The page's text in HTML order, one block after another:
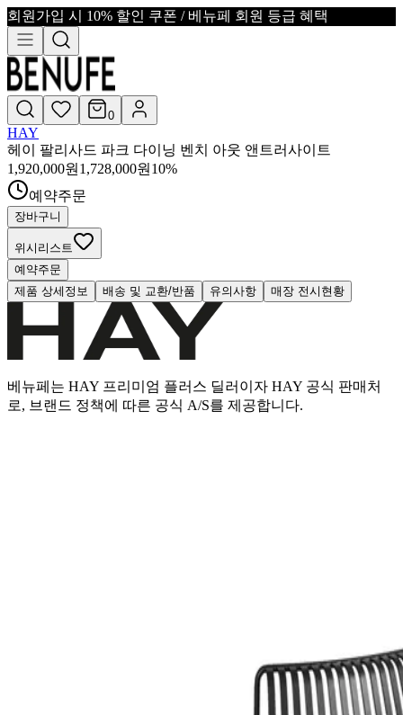
회원가입 시 10% 할인 쿠폰 / 베뉴페 회원 등급 혜택
0
HAY
헤이 팔리사드 파크 다이닝 벤치 아웃 앤트러사이트
1,920,000원 1,728,000원 10%
예약주문
장바구니
위시리스트
예약주문
제품 상세정보
배송 및 교환/반품 유의사항 매장 전시현황
베뉴페는 HAY 프리미엄 플러스 딜러이자 HAY 공식 판매처
로, 브랜드 정책에 따른 공식 A/S를 제공합니다.